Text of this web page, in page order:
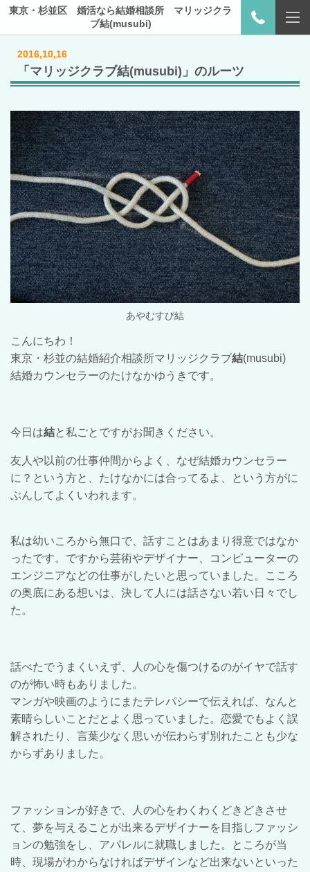
東京・杉並区 婚活なら結婚相談所 マリッジクラ
ブ結(musubi)
2016,10,16
「マリッジクラブ結(musubi)」のルーツ
あやむすび結
こんにちわ！
東京・杉並の結婚紹介相談所マリッジクラブ結(musubi)
結婚カウンセラーのたけなかゆうきです。
今日は結と私ごとですがお聞きください。
友人や以前の仕事仲間からよく、なぜ結婚カウンセラー
に？という方と、たけなかには合ってるよ、という方がに
ぶんしてよくいわれます。
私は幼いころから無口で、話すことはあまり得意ではなか
ったです。ですから芸術やデザイナー、コンピューターの
エンジニアなどの仕事がしたいと思っていました。こころ
の奥底にある想いは、決して人には話さない若い日々でし
た。
話べたでうまくいえず、人の心を傷つけるのがイヤで話す
のが怖い時もありました。
マンガや映画のようにまたテレパシーで伝えれば、なんと
素晴らしいことだとよく思っていました。恋愛でもよく誤
解されたり、言葉少なく思いが伝わらず別れたことも少な
からずありました。
ファッションが好きで、人の心をわくわくどきどきさせ
て、夢を与えることが出来るデザイナーを目指しファッシ
ョンの勉強をし、アパレルに就職しました。ところが当
時、現場がわからなければデザインなど出来ないといった